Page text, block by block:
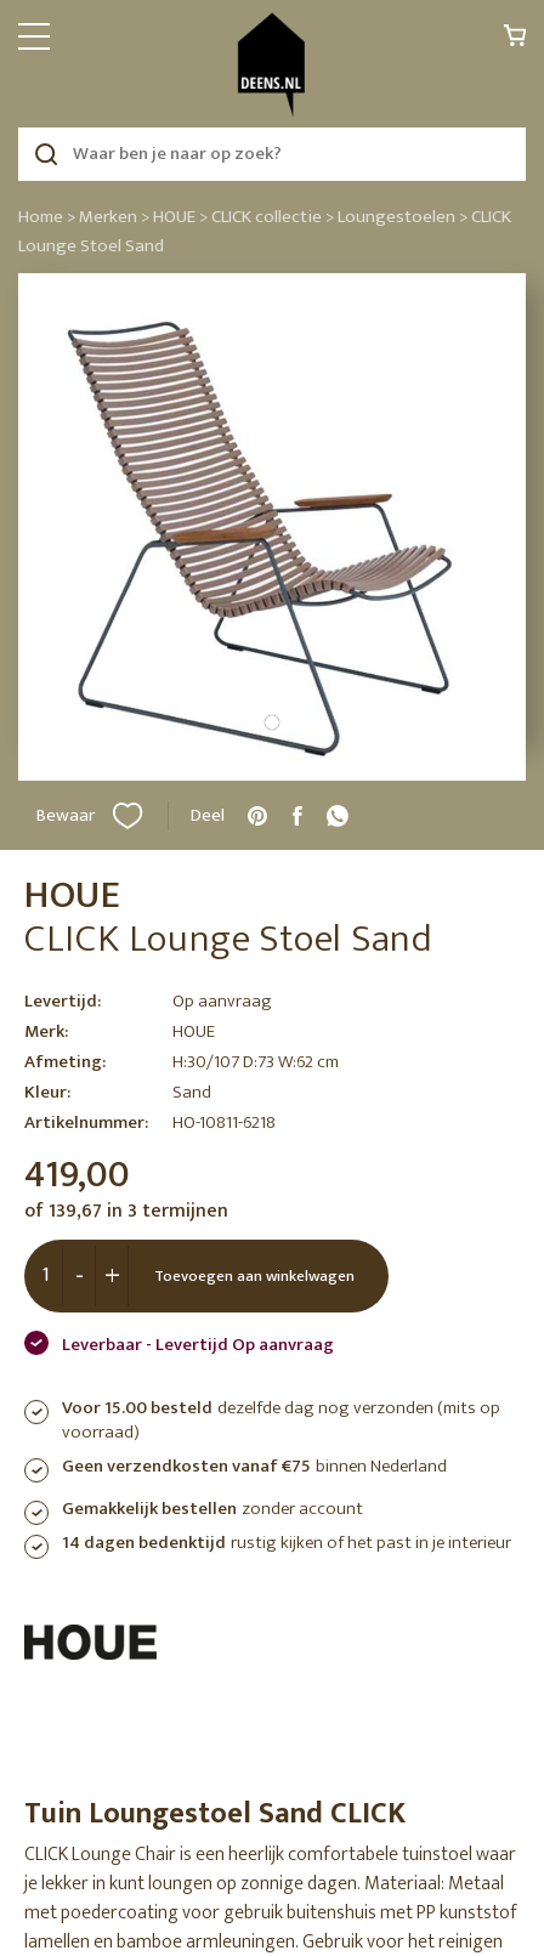
Home >Merken >HOUE >CLICK collectie >Loungestoelen >CLICK
Lounge Stoel Sand
Bewaar Deel
HOUE
CLICK Lounge Stoel Sand
Levertijd:
Op aanvraag
Merk:
HOUE
Afmeting:
H:30/107 D:73 W:62 cm
Kleur:
Sand
Artikelnummer:
HO-10811-6218
419,00
of 139,67 in 3 termijnen
+
- Toevoegen aan winkelwagen
Leverbaar - Levertijd Op aanvraag
Voor 15.00 besteld dezelfde dag nog verzonden (mits op
voorraad)
Geen verzendkosten vanaf €75 binnen Nederland
Gemakkelijk bestellen zonder account
14 dagen bedenktijd rustig kijken of het past in je interieur
Tuin Loungestoel Sand CLICK
CLICK Lounge Chair is een heerlijk comfortabele tuinstoel waar
je lekker in kunt loungen op zonnige dagen. Materiaal: Metaal
met poedercoating voor gebruik buitenshuis met PP kunststof
lamellen en bamboe armleuningen. Gebruik voor het reinigen